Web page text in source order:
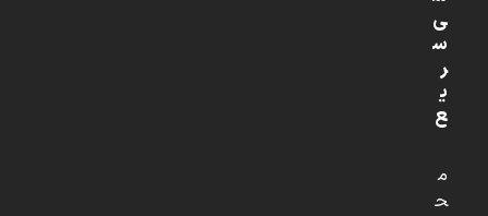
ی
س
ر
ی
ع
م
ح